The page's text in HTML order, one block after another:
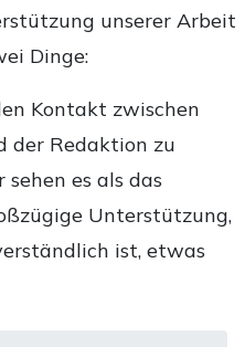
unserer Arbeit
Dinge:
Kontakt zwischen
der Redaktion zu
es als das
Unterstützung,
ist, etwas